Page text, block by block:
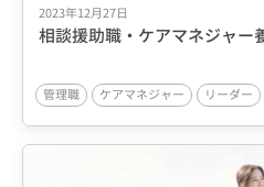
2023年12月27日
相談援助職・ケアマネジャー
管理職 ケアマネジャー リーダー